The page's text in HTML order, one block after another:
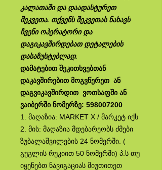
კალათაში და დაადასტურეთ
შეკვეთა. თქვენს შეკვეთას ნახავს
ჩვენი ოპერატორი და
დაგიკავშირდებათ დეტალების
დასაზუსტებლად.
დამატებით შეკითხვებთან
დაკავშირებით მოგვწერეთ ან
დაგვიკავშირდით ვოთსაფში ან
ვაიბერში ნომერზე: 598007200
1. მაღაზია:‎ MARKET X / მარკეტ იქს
2. მის:‎ მაღაზია მდებარეობს ძმები
ზუბალაშვილების 24 ნომერში. (
გუგლის რუკიით 50 ნომერში) პ.ს თუ
იყენებთ ნავიგაციას მიუთითეთ